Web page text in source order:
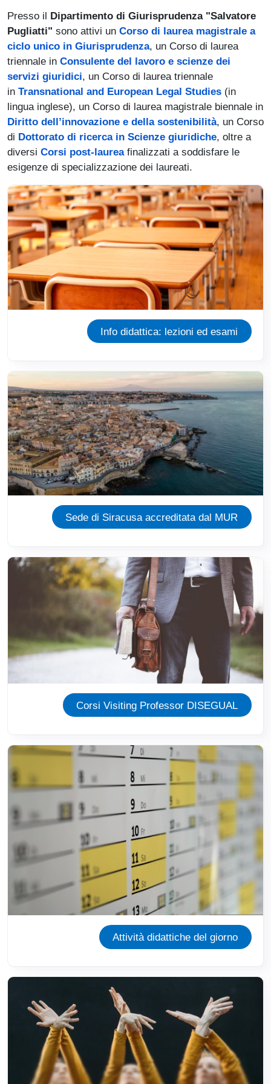
Presso il Dipartimento di Giurisprudenza "Salvatore
Pugliatti" sono attivi un Corso di laurea magistrale a
ciclo unico in Giurisprudenza, un Corso di laurea
triennale in Consulente del lavoro e scienze dei
servizi giuridici, un Corso di laurea triennale
in Transnational and European Legal Studies (in
lingua inglese), un Corso di laurea magistrale biennale in
Diritto dell’innovazione e della sostenibilità, un Corso
di Dottorato di ricerca in Scienze giuridiche, oltre a
diversi Corsi post-laureafinalizzati a soddisfare le
esigenze di specializzazione dei laureati.
Immagine
Info didattica: lezioni ed esami
Immagine
Sede di Siracusa accreditata dal MUR
Immagine
Corsi Visiting Professor DISEGUAL
Immagine
Attività didattiche del giorno
Immagine